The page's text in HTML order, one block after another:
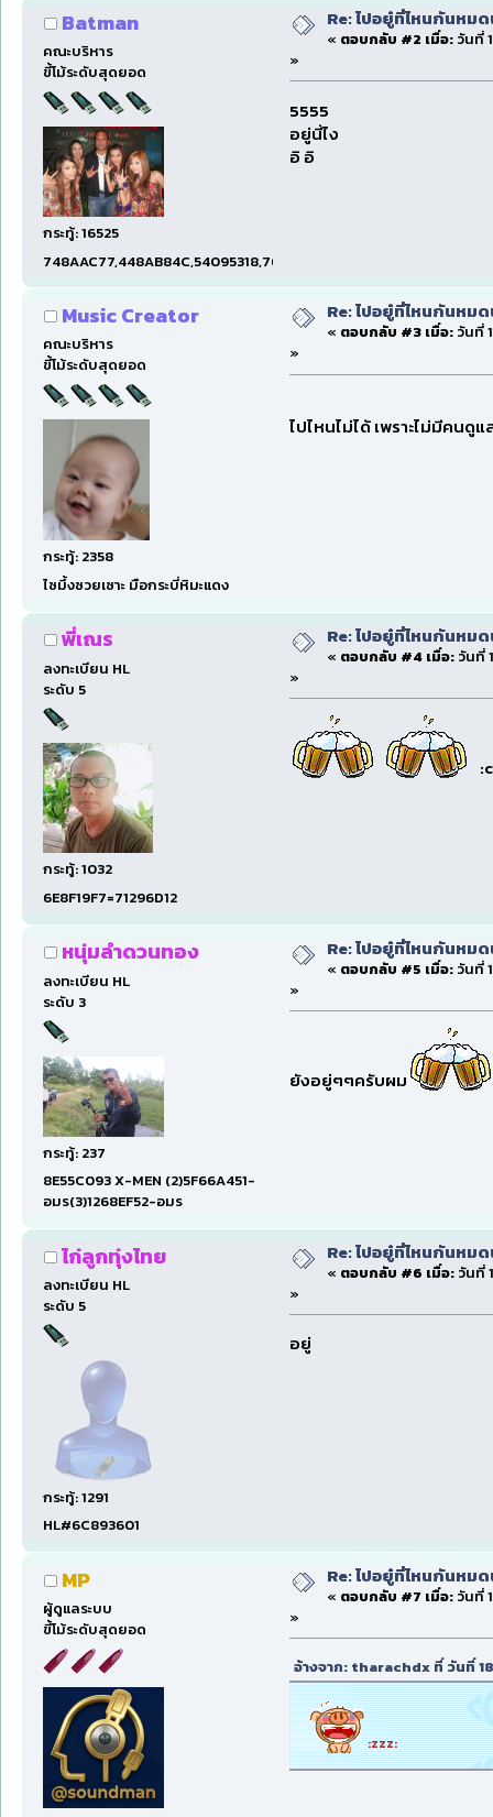
Batman
คณะบริหาร
ขี้โม้ระดับสุดยอด
กระทู้: 16525
748AAC77,448AB84C,54095318,7660DAE5,97606B15,47C5E
Re: ไปอยู๋ที่ไหนกันหมด
« ตอบกลับ #2 เมื่อ:วันที่
»
5555
อยู่นี่ไง
อิ อิ
Music Creator
คณะบริหาร
ขี้โม้ระดับสุดยอด
กระทู้: 2358
ไซมึ้งซวยเซาะ มือกระบี่หิมะแดง
Re: ไปอยู๋ที่ไหนกันหมด
« ตอบกลับ #3 เมื่อ:วันที่
»
ไปไหนไม่ได้ เพราะไม่มีคนดู
พี่เณร
ลงทะเบียน HL
ระดับ 5
กระทู้: 1032
6E8F19F7=71296D12
Re: ไปอยู๋ที่ไหนกันหมด
« ตอบกลับ #4 เมื่อ:วันที่
»
หนุ่มลำดวนทอง
ลงทะเบียน HL
ระดับ 3
กระทู้: 237
8E55C093 X-MEN (2)5F66A451-
อมร(3)1268EF52-อมร
Re: ไปอยู๋ที่ไหนกันหมด
« ตอบกลับ #5 เมื่อ:วันที่
»
ยังอยู่ๆๆครับผม
ไก่ลูกทุ่งไทย
ลงทะเบียน HL
ระดับ 5
กระทู้: 1291
HL#6C893601
Re: ไปอยู๋ที่ไหนกันหมด
« ตอบกลับ #6 เมื่อ:วันที่
»
อยู่
MP
ผู้ดูแลระบบ
ขี้โม้ระดับสุดยอด
Re: ไปอยู๋ที่ไหนกันหมด
« ตอบกลับ #7 เมื่อ:วันที่
»
อ้างจาก: tharachdx ที่ วันที่
:zzz: